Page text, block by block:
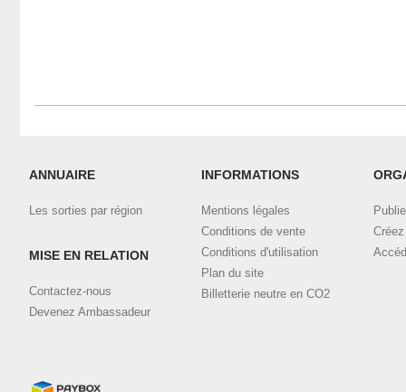
ANNUAIRE
Les sorties par région
MISE EN RELATION
Contactez-nous
Devenez Ambassadeur
INFORMATIONS
Mentions légales
Conditions de vente
Conditions d'utilisation
Plan du site
Billetterie neutre en CO2